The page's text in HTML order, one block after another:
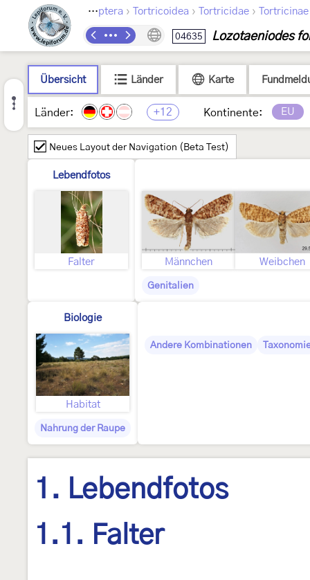
Lepidoptera › Tortricoidea › Tortricidae › Tortricinae
04635 Lozotaeniodes
Übersicht Länder Karte
Länder: +12 Kontinente: EU
Neues Layout der Navigation (Beta Test)
Lebendfotos
Falter Männchen Weibchen
Genitalien
Biologie
Habitat
Nahrung der Raupe
Andere Kombinationen
1. Lebendfotos
1.1. Falter